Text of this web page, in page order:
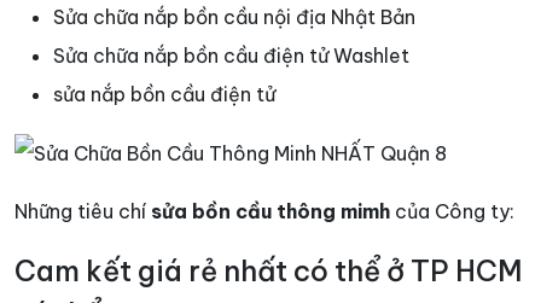
Sửa chữa nắp bồn cầu nội địa Nhật Bản
Sửa chữa nắp bồn cầu điện tử Washlet
sửa nắp bồn cầu điện tử
Những tiêu chí sửa bồn cầu thông mimh của Công ty:
Cam kết giá rẻ nhất có thể ở TP HCM